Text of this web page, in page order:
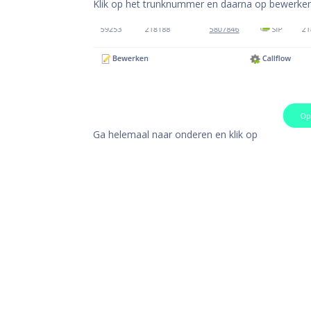
Klik op het trunknummer en daarna op
Ga helemaal naar onderen en klik op